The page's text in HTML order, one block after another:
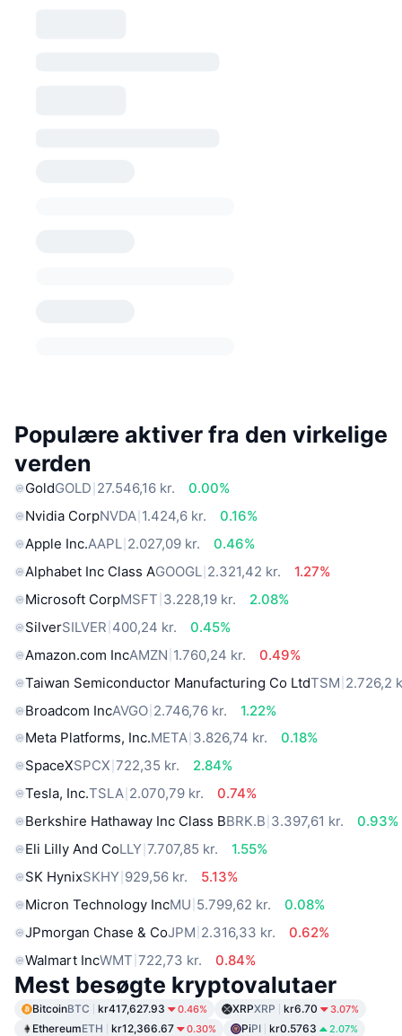
Populære aktiver fra den virkelige
verden
GoldGOLD 27.546,16 kr.
0.00%
Nvidia CorpNVDA 1.424,6 kr.
0.16%
Apple Inc.AAPL 2.027,09 kr.
0.46%
Alphabet Inc Class AGOOGL 2.321,42 kr.
1.27%
Microsoft CorpMSFT 3.228,19 kr.
2.08%
SilverSILVER 400,24 kr.
0.45%
Amazon.com IncAMZN 1.760,24 kr.
0.49%
Taiwan Semiconductor Manufacturing Co LtdTSM 2.726,2
Broadcom IncAVGO 2.746,76 kr.
1.22%
Meta Platforms, Inc.META 3.826,74 kr.
0.18%
SpaceXSPCX 722,35 kr.
2.84%
Tesla, Inc.TSLA 2.070,79 kr.
0.74%
Berkshire Hathaway Inc Class BBRK.B 3.397,61 kr.
0.93%
Eli Lilly And CoLLY 7.707,85 kr.
1.55%
SK HynixSKHY 929,56 kr.
5.13%
Micron Technology IncMU 5.799,62 kr.
0.08%
JPmorgan Chase & CoJPM 2.316,33 kr.
0.62%
Walmart IncWMT 722,73 kr. 0.84%
Mest besøgte kryptovalutaer
BitcoinBTC kr417,627.93 0.46% XRPXRP kr6.70 3.07%
EthereumETH kr12,366.67 0.30% PiPI kr0.5763 2.07%